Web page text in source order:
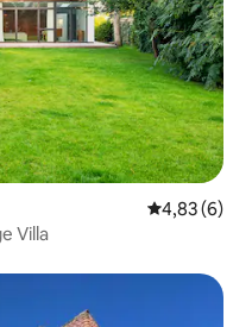
4,83 (6)
Villa